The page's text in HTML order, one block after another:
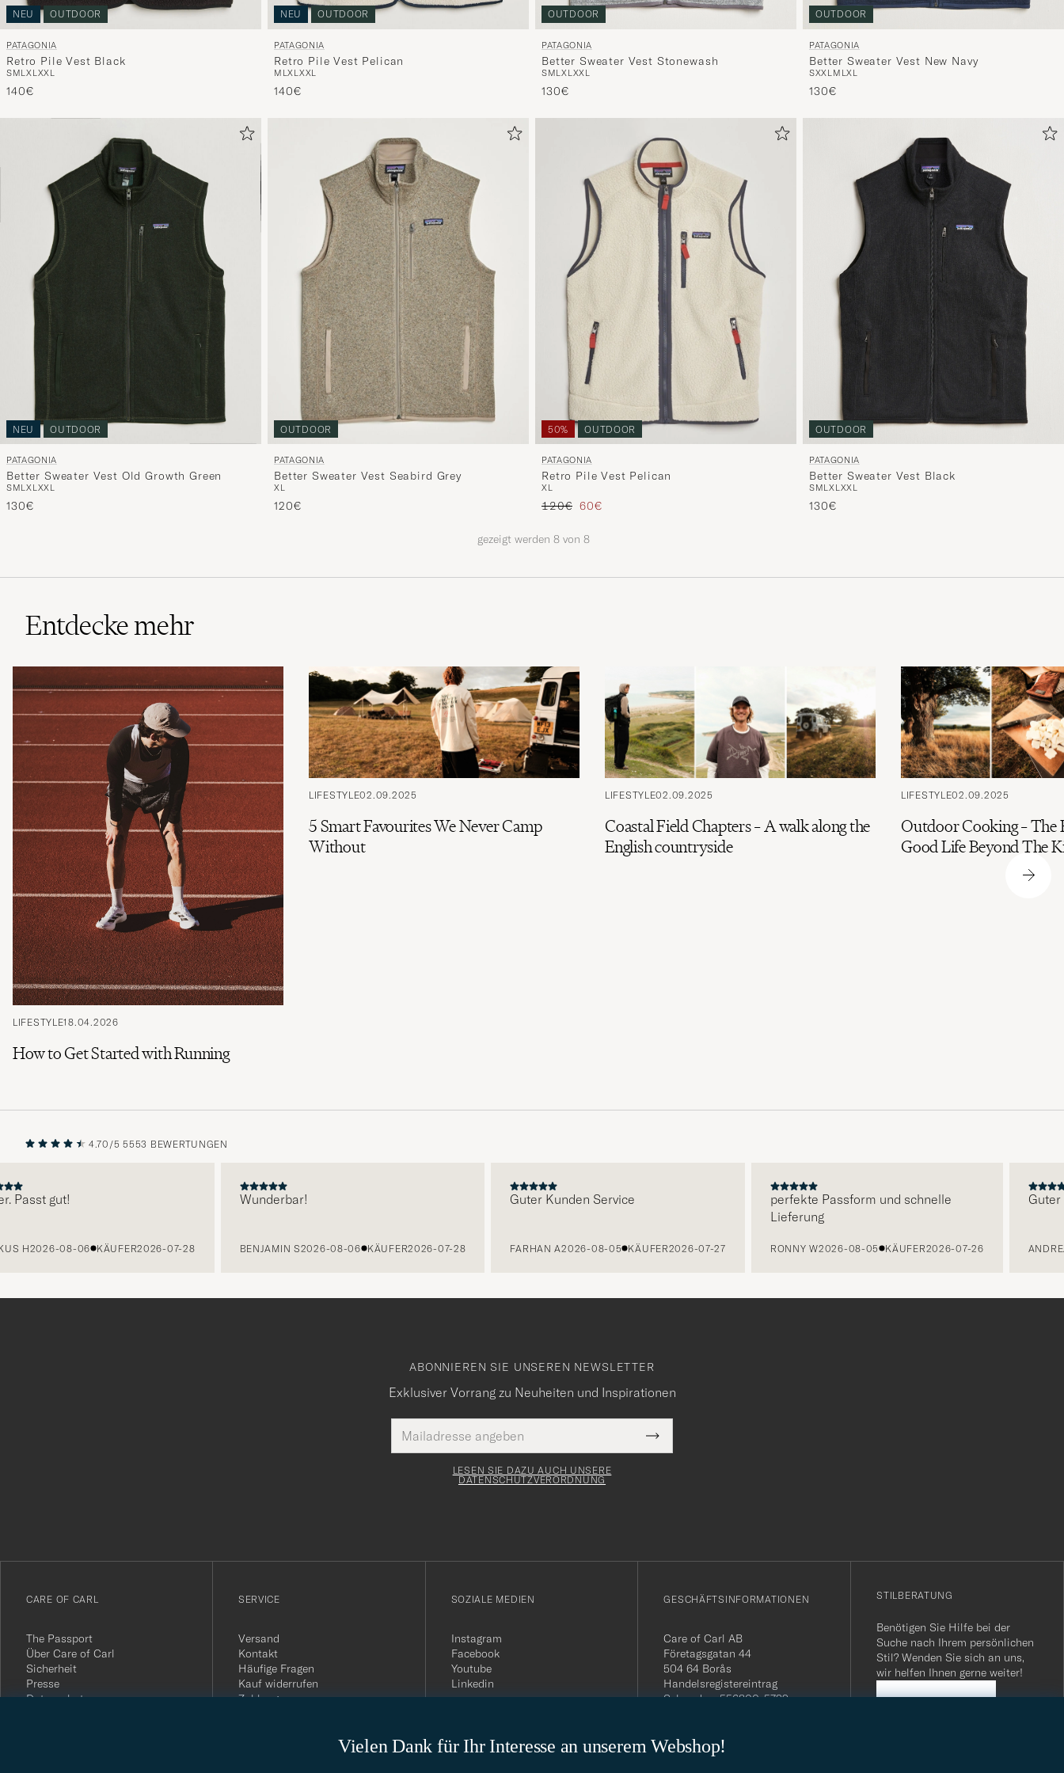
NEU OUTDOOR
PATAGONIA
Retro Pile Vest Black
SMLXL XXL
140€
NEU OUTDOOR
PATAGONIA
Retro Pile Vest Pelican
M LXL XXL
140€
OUTDOOR
PATAGONIA
Better Sweater Vest Stonewash
SMLXL XXL
130€
OUTDOOR
PATAGONIA
Better Sweater Vest New Navy
SXXL M LXL
130€
NEU OUTDOOR
PATAGONIA
Better Sweater Vest Old Growth Green
SMLXLXXL
130€
OUTDOOR
PATAGONIA
Better Sweater Vest Seabird Grey
XL
120€
50% OUTDOOR
PATAGONIA
Retro Pile Vest Pelican
XL
Regulärer Preis
120€ Reduzierter Preis
60€
OUTDOOR
PATAGONIA
Better Sweater Vest Black
SMLXLXXL
130€
gezeigt werden 8 von 8
Entdecke mehr
LIFESTYLE18.04.2026
How to Get Started with Running
LIFESTYLE02.09.2025
5 Smart Favourites We Never Camp
Without
LIFESTYLE02.09.2025
Coastal Field Chapters – A walk along the
English countryside
LIFESTYLE02.09.2025
Outdoor Cooking – The
Good Life Beyond The
VORHERIGE
4.70/5 5553 BEWERTUNGEN
gut!
H2026-08-06 KÄUFER2026-07-28
Wunderbar!
BENJAMIN S2026-08-06 KÄUFER2026-07-28
Guter Kunden Service
FARHAN A2026-08-05 KÄUFER2026-07-27
perfekte Passform und schnelle
Lieferung
RONNY W2026-08-05 KÄUFER2026-07-26
Guter
ANDREA
Vielen Dank für Ihr Interesse an unserem Webshop!
ABONNIEREN SIE UNSEREN NEWSLETTER
Exklusiver Vorrang zu Neuheiten und Inspirationen
Mail
Adresse
Pflichtfeld
Submit
Newsletter
till
nyhetsbrev!
LESEN SIE DAZU AUCH UNSERE
DATENSCHUTZVERORDNUNG
CARE OF CARL
The Passport
Über Care of Carl
Sicherheit
Presse
Datenschutz
SERVICE
Versand
Kontakt
Häufige Fragen
Kauf widerrufen
Zahlung
SOZIALE MEDIEN
Instagram
Facebook
Youtube
Linkedin
GESCHÄFTSINFORMATIONEN
Care of Carl AB
Företagsgatan 44
504 64 Borås
Handelsregistereintrag
Schweden: 556800-5739
USt-IdNr.: SE556800573901
040 / 22 63 88 96
STILBERATUNG
Benötigen Sie Hilfe bei der
Suche nach Ihrem persönlichen
Stil? Wenden Sie sich an uns,
wir helfen Ihnen gerne weiter!
STILBERATUNG